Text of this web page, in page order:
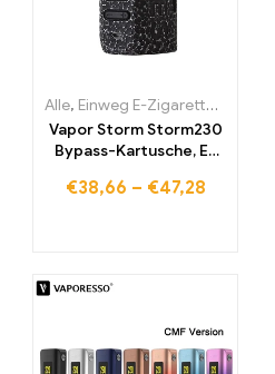
Einweg-E-Zigaretten Irland,Einweg-E-
Alle, Einweg E-Zigaretten
Vapor Storm Storm230
Bypass-Kartusche, E-
€38,66 – €47,28